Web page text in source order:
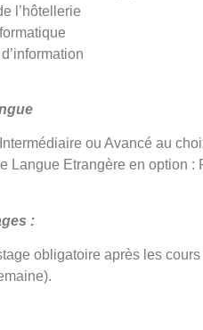
l’hôtellerie
ou Avancé au
Langue Etrangère en option
:
obligatoire après les